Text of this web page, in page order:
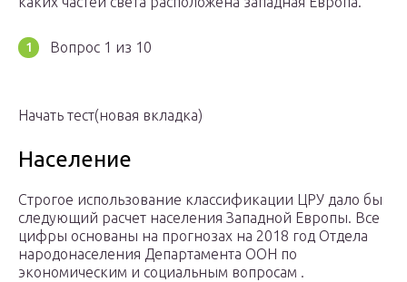
Вопрос 1 из 10
Начать тест(новая вкладка)
Население
Строгое использование классификации ЦРУ дало бы
следующий расчет населения Западной Европы. Все
цифры основаны на прогнозах на 2018 год Отдела
народонаселения Департамента ООН по
экономическим и социальным вопросам .